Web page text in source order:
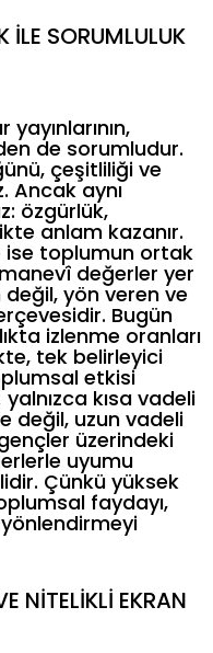
İLE SORUMLULUK
de sorumludur.
çeşitliliği ve
Ancak aynı
özgürlük,
anlam kazanır.
ise toplumun ortak
değerler yer
değil, yön veren ve
Bugün
izlenme oranları
tek belirleyici
etkisi
kısa vadeli
değil, uzun vadeli
üzerindeki
uyumu
Çünkü yüksek
faydayı,
NİTELİKLİ EKRAN